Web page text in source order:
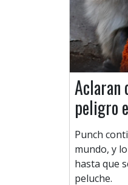
Aclaran
peligro
Punch
mundo, y
hasta que
peluche.